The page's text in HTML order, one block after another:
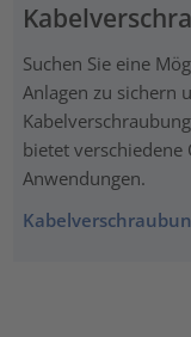
Suchen Sie eine
Anlagen zu sichern
bietet
Anwendungen.